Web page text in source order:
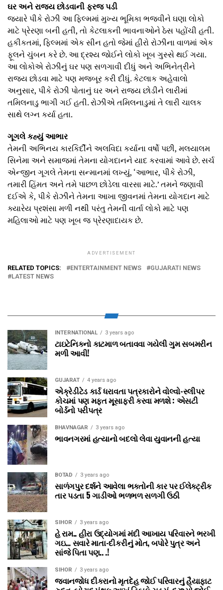
ઘર અને રાજ્ય છોડવાની ફરજ પડી
જ્યારે પીકે રોઝી આ ફિલ્મમાં મુખ્ય ભૂમિકા ભજવીને ઘણા લોકો
માટે પ્રેરણા બની હતી, તો કેટલાકની ભાવનાઓને ઠેસ પહોંચી હતી.
હકીકતમાં, ફિલ્મમાં એક સીન હતો જેમાં હીરો રોઝીના વાળમાં એક
ફૂલને ચુંબન કરે છે. આ દ્રશ્ય જોઈને લોકો ખૂબ ગુસ્સે થઈ ગયા.
આ લોકોએ રોઝીનું ઘર પણ સળગાવી દીધું અને અભિનેત્રીને
રાજ્ય છોડવા માટે પણ મજબૂર કરી દીધું. કેટલાક અહેવાલો
અનુસાર, પીકે રોઝી પોતાનું ઘર અને રાજ્ય છોડીને લારીમાં
તમિલનાડુ ભાગી ગઈ હતી. રોઝીએ તમિલનાડુમાં તે લારી ચાલક
સાથે લગ્ન કર્યા હતા.
ગૂગલે કહ્યું આભાર
તેમની અભિનય કારકિર્દીને અલવિદા કર્યાના વર્ષો પછી, મલયાલમ
સિનેમા અને સમાજમાં તેમના યોગદાનને યાદ કરવામાં આવે છે. સર્ચ
એન્જીન ગૂગલે તેમના સન્માનમાં લખ્યું, ‘આભાર, પીકે રોઝી,
તમારી હિંમત અને તમે પાછળ છોડેલા વારસા માટે.’ તમને જણાવી
દઈએ કે, પીકે રોઝીને તેમના આખા જીવનમાં તેમના યોગદાન માટે
ક્યારેય પ્રશંસા મળી નથી પરંતુ તેમની વાર્તા લોકો માટે પણ
મહિલાઓ માટે પણ ખૂબ જ પ્રેરણાદાયક છે.
ADVERTISEMENT
RELATED TOPICS: ENTERTAINMENT NEWS
GUJARATI NEWS
LATEST NEWS
INTERNATIONAL 3 years ago
ટાઇટેનિકનો કાટમાળ બતાવવા ગયેલી ગુમ સબમરીન
મળી આવી!
GUJARAT 4 years ago
એક્રેડીટેડ કાર્ડ ધરાવતા પત્રકારોને વોલ્‍વો-સ્‍લીપર
કોચમાં પણ મફત મૂસાફરી કરવા મળશે : એસટી
બોર્ડનો પરીપત્ર
BHAVNAGAR 3 years ago
ભાવનગરમાં હત્યાનો બદલો લેવા યુવાનની હત્યા
BOTAD 3 years ago
સાળંગપુર દર્શને આવેલા ભક્તોની કાર પર ઈલેક્ટ્રીક
તાર પડતા 5 ગાડીઓ ભળભળ સળગી ઉઠી
SIHOR 3 years ago
હે રામ.. હીરા ઉદ્યોગમાં મંદી આખાય પરિવારને ભરખી
ગઇ… સવારે માતા-દીકરીનું મોત, બપોરે પુત્ર અને
સાંજે પિતા પણ.. .!
SIHOR 3 years ago
જવાનજોધ દીકરાનો મૃતદેહ જોઈ પરિવારનું હૈયાફાટ